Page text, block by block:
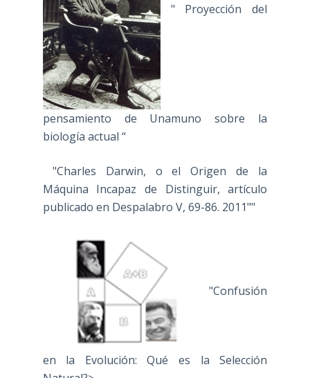
" Proyección del
pensamiento de Unamuno sobre la
biología actual “
"Charles Darwin, o el Origen de la
Máquina Incapaz de Distinguir, artículo
publicado en Despalabro V, 69-86. 2011""
"Confusión
en la Evolución: Qué es la Selección